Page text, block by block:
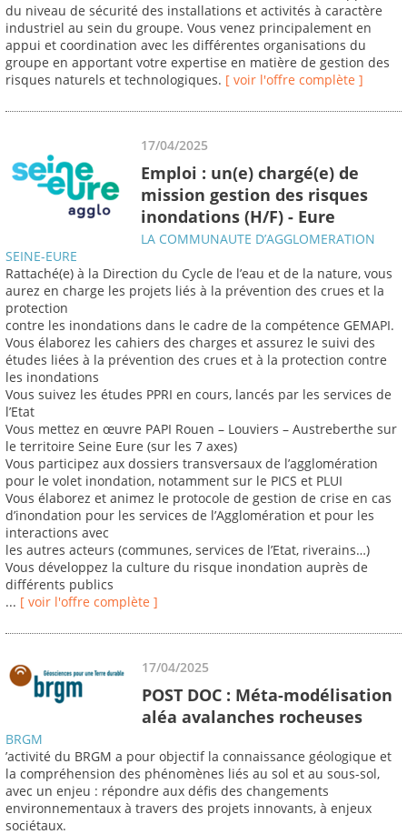
du niveau de sécurité des installations et activités à caractère
industriel au sein du groupe. Vous venez principalement en
appui et coordination avec les différentes organisations du
groupe en apportant votre expertise en matière de gestion des
risques naturels et technologiques. [ voir l'offre complète ]
17/04/2025
Emploi : un(e) chargé(e) de
mission gestion des risques
inondations (H/F) - Eure
LA COMMUNAUTE D’AGGLOMERATION
SEINE-EURE
Rattaché(e) à la Direction du Cycle de l’eau et de la nature, vous
aurez en charge les projets liés à la prévention des crues et la
protection
contre les inondations dans le cadre de la compétence GEMAPI.
Vous élaborez les cahiers des charges et assurez le suivi des
études liées à la prévention des crues et à la protection contre
les inondations
Vous suivez les études PPRI en cours, lancés par les services de
l’Etat
Vous mettez en œuvre PAPI Rouen – Louviers – Austreberthe sur
le territoire Seine Eure (sur les 7 axes)
Vous participez aux dossiers transversaux de l’agglomération
pour le volet inondation, notamment sur le PICS et PLUI
Vous élaborez et animez le protocole de gestion de crise en cas
d’inondation pour les services de l’Agglomération et pour les
interactions avec
les autres acteurs (communes, services de l’Etat, riverains…)
Vous développez la culture du risque inondation auprès de
différents publics
... [ voir l'offre complète ]
17/04/2025
POST DOC : Méta-modélisation
aléa avalanches rocheuses
BRGM
’activité du BRGM a pour objectif la connaissance géologique et
la compréhension des phénomènes liés au sol et au sous-sol,
avec un enjeu : répondre aux défis des changements
environnementaux à travers des projets innovants, à enjeux
sociétaux.